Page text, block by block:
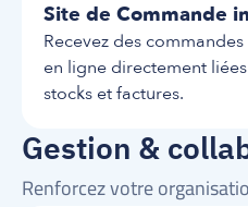
Site de Commande
Recevez des commandes
en ligne directement
stocks et factures.
Gestion &
Renforcez votre